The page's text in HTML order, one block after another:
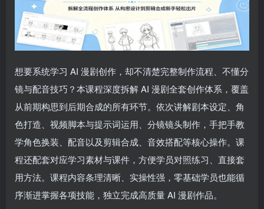
想要系统学习 AI 漫剧创作，却不清楚完整制作流程、不懂分
镜与配音技巧？本课程深度拆解 AI 漫剧全套创作体系，覆盖
从前期构思到后期合成的所有环节。依次讲解剧本设定、角
色打造、视频脚本与提示词运用、分镜镜头制作，手把手教
学角色换装、配音以及剪辑合成、音效搭配等核心操作。课
程还配套对应学习素材与课件，方便学员对照练习、直接套
用方法。课程内容条理清晰、实操性强，零基础学员也能循
序渐进掌握各项技能，独立完成高质量 AI 漫剧作品。